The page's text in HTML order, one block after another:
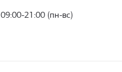
09:00-21:00 (пн-вс)